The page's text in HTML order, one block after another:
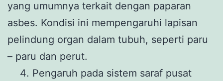
yang umumnya terkait dengan paparan
asbes. Kondisi ini mempengaruhi lapisan
pelindung organ dalam tubuh, seperti paru
– paru dan perut.
Pengaruh pada sistem saraf pusat